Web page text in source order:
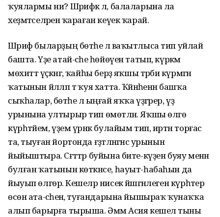
ҡуялармы ни? Шәрифкә лә, балаларына ла
хеҙмәтселәренә ҡараған кеүек ҡарай.
Шәриф быларҙың бөтәһе лә ваҡытлыса тип уйлай
башта. Үҙе атай-әсәһе һөйөүен татып, күркәм
мөхиттә үҫкәнгә, ҡайһы берҙә яҡшы тәрбиә күрмәгән
ҡатынын йәлләп тә ҡуя хатта. Ҡәйнәһенән башҡа
сыҡһалар, бөтәһе лә ыңғай яҡҡа үҙгәрер, үҙ
урынына ултырыр тип өмөтләнә. Яҡшы өлгө
күрһәтәйем, үҙем үрнәк булайым тип, иртән торғас
та, тыуған йортонда ғәҙәтләнгәнсә урынын
йыйыштыра. Сәғәттәр буйына бите-күҙен буяу менән
булған ҡатынын көткәнсе, һауыт-һабаһын да
йыуып өлгөрә. Кешеләр нисек йәшәгәнлеген күрһәтер
өсөн ата-әсәһенә, туғандарына йышыраҡ ҡунаҡҡа
алып барырға тырыша. Әммә Асия кешелә тыны